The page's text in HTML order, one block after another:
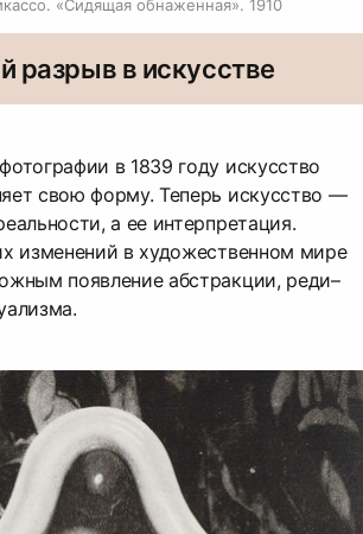
«Сидящая обнаженная». 1910
разрыв в искусстве
в 1839 году искусство
свою форму. Теперь искусство —
а ее интерпретация.
изменений в художественном мире
появление абстракции, реди–